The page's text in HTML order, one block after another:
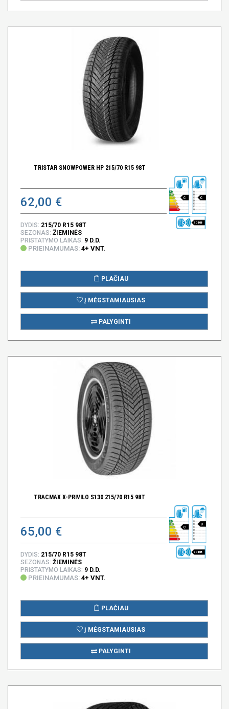
TRISTAR SNOWPOWER HP 215/70 R15 98T
62,00 € C C
70 DB
DYDIS: 215/70 R15 98T
SEZONAS: ŽIEMINĖS
PRISTATYMO LAIKAS: 9 D.D.
PRIEINAMUMAS: 4+ VNT.
PLAČIAU
Į MĖGSTAMIAUSIAS
PALYGINTI
TRACMAX X-PRIVILO S130 215/70 R15 98T
65,00 € C
B
70 DB
DYDIS: 215/70 R15 98T
SEZONAS: ŽIEMINĖS
PRISTATYMO LAIKAS: 9 D.D.
PRIEINAMUMAS: 4+ VNT.
PLAČIAU
Į MĖGSTAMIAUSIAS
PALYGINTI